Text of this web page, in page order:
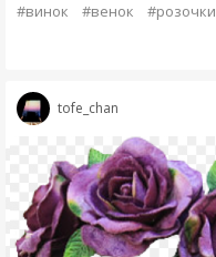
#винок #венок #розочки
tofe_chan